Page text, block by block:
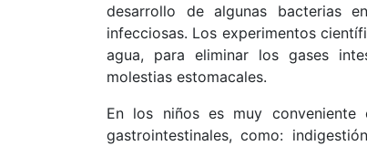
desarrollo de algunas bacterias
infecciosas. Los experimentos
agua, para eliminar los gases
molestias estomacales.
En los niños es muy
gastrointestinales, como: